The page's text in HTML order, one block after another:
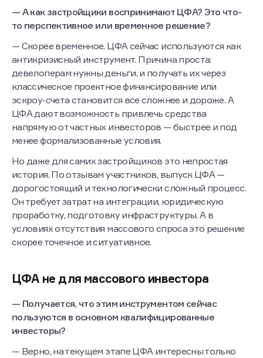
— А как застройщики воспринимают ЦФА? Это что-
то перспективное или временное решение?
— Скорее временное. ЦФА сейчас используются как
антикризисный инструмент. Причина проста:
девелоперам нужны деньги, и получать их через
классическое проектное финансирование или
эскроу-счета становится все сложнее и дороже. А
ЦФА дают возможность привлечь средства
напрямую от частных инвесторов — быстрее и под
менее формализованные условия.
Но даже для самих застройщиков это непростая
история. По отзывам участников, выпуск ЦФА —
дорогостоящий и технологически сложный процесс.
Он требует затрат на интеграции, юридическую
проработку, подготовку инфраструктуры. А в
условиях отсутствия массового спроса это решение
скорее точечное и ситуативное.
ЦФА не для массового инвестора
— Получается, что этим инструментом сейчас
пользуются в основном квалифицированные
инвесторы?
— Верно, на текущем этапе ЦФА интересны только